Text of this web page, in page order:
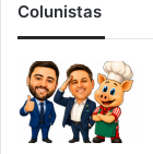
Colunistas